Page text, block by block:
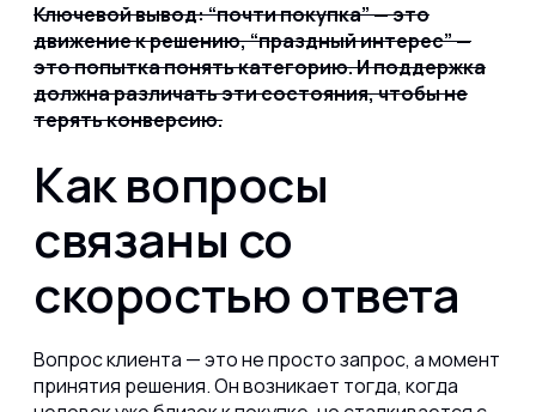
Ключевой вывод: “почти покупка” — это
движение к решению, “праздный интерес” —
это попытка понять категорию. И поддержка
должна различать эти состояния, чтобы не
терять конверсию.
Как вопросы
связаны со
скоростью ответа
Вопрос клиента — это не просто запрос, а момент
принятия решения. Он возникает тогда, когда